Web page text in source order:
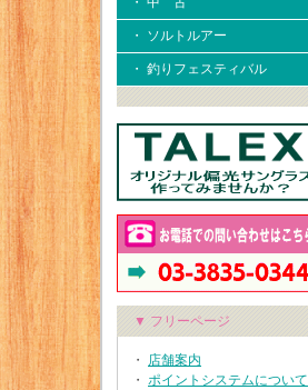
・ ソルトルアー
・ 釣りフェスティバル
▼ フリーページ
・ 店舗案内
・ ポイントシステムについて